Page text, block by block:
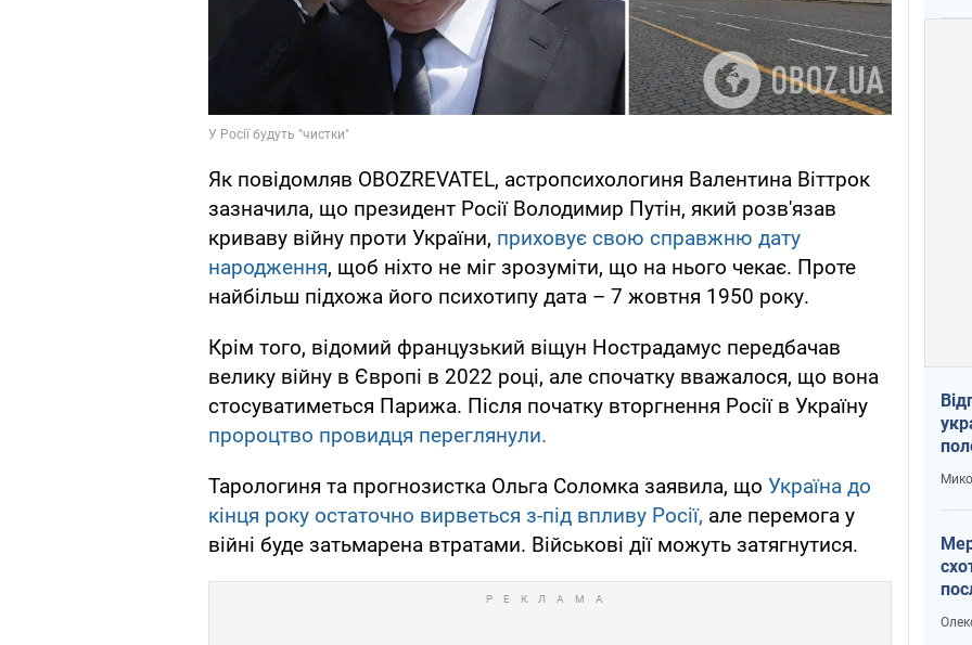
Як повідомляв OBOZREVATEL, астропсихологиня Валентина Віттрок
зазначила, що президент Росії Володимир Путін, який розв'язав
криваву війну проти України, приховує свою справжню дату
народження, щоб ніхто не міг зрозуміти, що на нього чекає. Проте
найбільш підхожа його психотипу дата – 7 жовтня 1950 року.
Крім того, відомий французький віщун Нострадамус передбачав
велику війну в Європі в 2022 році, але спочатку вважалося, що вона
стосуватиметься Парижа. Після початку вторгнення Росії в Україну
пророцтво провидця переглянули.
Тарологиня та прогнозистка Ольга Соломка заявила, що Україна до
кінця року остаточно вирветься з-під впливу Росії, але перемога у
війні буде затьмарена втратами. Військові дії можуть затягнутися.